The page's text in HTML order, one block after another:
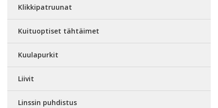
Klikkipatruunat
Kuituoptiset tähtäimet
Kuulapurkit
Liivit
Linssin puhdistus